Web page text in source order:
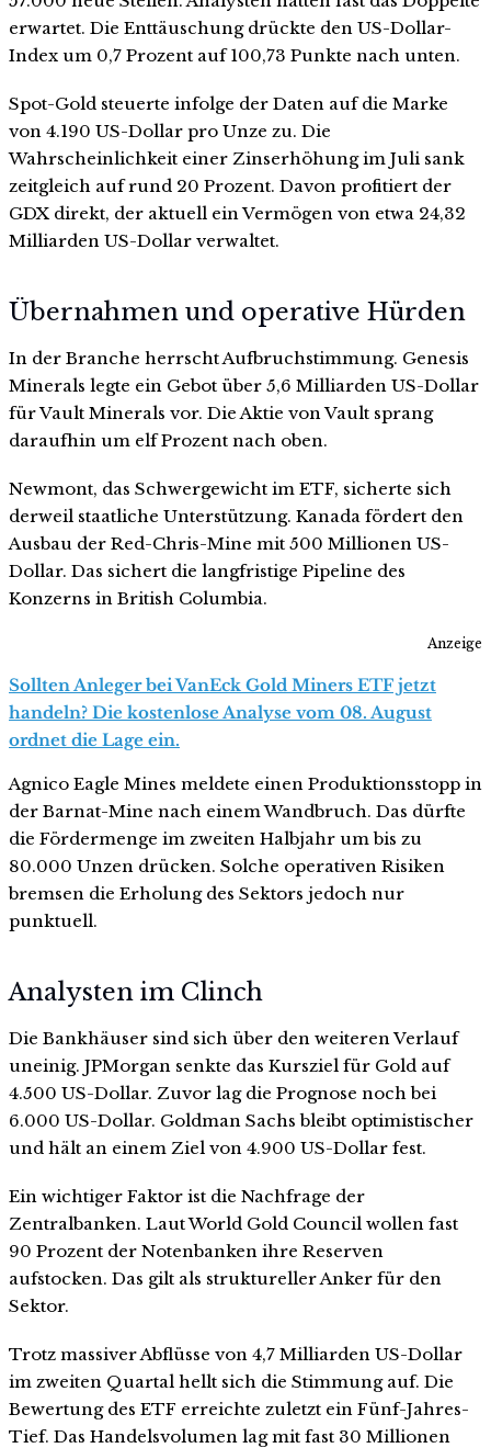
erwartet. Die Enttäuschung drückte den US-Dollar-
Index um 0,7 Prozent auf 100,73 Punkte nach unten.
Spot-Gold steuerte infolge der Daten auf die Marke
von 4.190 US-Dollar pro Unze zu. Die
Wahrscheinlichkeit einer Zinserhöhung im Juli sank
zeitgleich auf rund 20 Prozent. Davon profitiert der
GDX direkt, der aktuell ein Vermögen von etwa 24,32
Milliarden US-Dollar verwaltet.
Übernahmen und operative Hürden
In der Branche herrscht Aufbruchstimmung. Genesis
Minerals legte ein Gebot über 5,6 Milliarden US-Dollar
für Vault Minerals vor. Die Aktie von Vault sprang
daraufhin um elf Prozent nach oben.
Newmont, das Schwergewicht im ETF, sicherte sich
derweil staatliche Unterstützung. Kanada fördert den
Ausbau der Red-Chris-Mine mit 500 Millionen US-
Dollar. Das sichert die langfristige Pipeline des
Konzerns in British Columbia.
Anzeige
Sollten Anleger bei VanEck Gold Miners ETF jetzt
handeln? Die kostenlose Analyse vom 08. August
ordnet die Lage ein.
Agnico Eagle Mines meldete einen Produktionsstopp in
der Barnat-Mine nach einem Wandbruch. Das dürfte
die Fördermenge im zweiten Halbjahr um bis zu
80.000 Unzen drücken. Solche operativen Risiken
bremsen die Erholung des Sektors jedoch nur
punktuell.
Analysten im Clinch
Die Bankhäuser sind sich über den weiteren Verlauf
uneinig. JPMorgan senkte das Kursziel für Gold auf
4.500 US-Dollar. Zuvor lag die Prognose noch bei
6.000 US-Dollar. Goldman Sachs bleibt optimistischer
und hält an einem Ziel von 4.900 US-Dollar fest.
Ein wichtiger Faktor ist die Nachfrage der
Zentralbanken. Laut World Gold Council wollen fast
90 Prozent der Notenbanken ihre Reserven
aufstocken. Das gilt als struktureller Anker für den
Sektor.
Trotz massiver Abflüsse von 4,7 Milliarden US-Dollar
im zweiten Quartal hellt sich die Stimmung auf. Die
Bewertung des ETF erreichte zuletzt ein Fünf-Jahres-
Tief. Das Handelsvolumen lag mit fast 30 Millionen